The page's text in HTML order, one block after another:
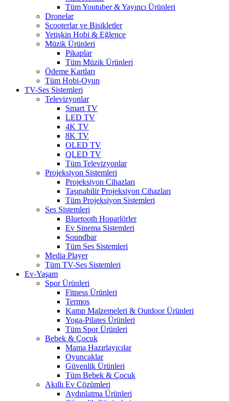
Tüm Youtuber & Yayıncı Ürünleri
Dronelar
Scooterlar ve Bisikletler
Yetişkin Hobi & Eğlence
Müzik Ürünleri
Pikaplar
Tüm Müzik Ürünleri
Ödeme Kartları
Tüm Hobi-Oyun
TV-Ses Sistemleri
Televizyonlar
Smart TV
LED TV
4K TV
8K TV
OLED TV
QLED TV
Tüm Televizyonlar
Projeksiyon Sistemleri
Projeksiyon Cihazları
Taşınabilir Projeksiyon Cihazları
Tüm Projeksiyon Sistemleri
Ses Sistemleri
Bluetooth Hoparlörler
Ev Sinema Sistemleri
Soundbar
Tüm Ses Sistemleri
Media Player
Tüm TV-Ses Sistemleri
Ev-Yaşam
Spor Ürünleri
Fitness Ürünleri
Termos
Kamp Malzemeleri & Outdoor Ürünleri
Yoga-Pilates Ürünleri
Tüm Spor Ürünleri
Bebek & Çocuk
Mama Hazırlayıcılar
Oyuncaklar
Güvenlik Ürünleri
Tüm Bebek & Çocuk
Akıllı Ev Çözümleri
Aydınlatma Ürünleri